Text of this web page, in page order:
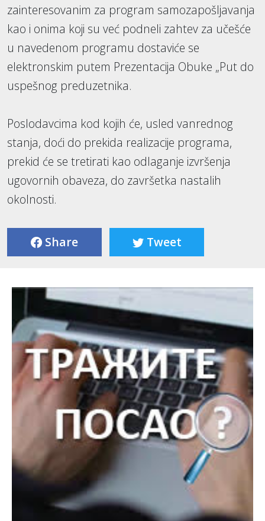
zainteresovanim za program samozapošljavanja
kao i onima koji su već podneli zahtev za učešće
u navedenom programu dostaviće se
elektronskim putem Prezentacija Obuke „Put do
uspešnog preduzetnika.
Poslodavcima kod kojih će, usled vanrednog
stanja, doći do prekida realizacije programa,
prekid će se tretirati kao odlaganje izvršenja
ugovornih obaveza, do završetka nastalih
okolnosti.
Share Tweet